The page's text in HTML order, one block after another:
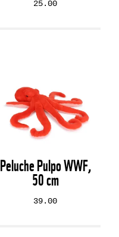
25.00
Peluche Pulpo WWF,
50 cm
39.00